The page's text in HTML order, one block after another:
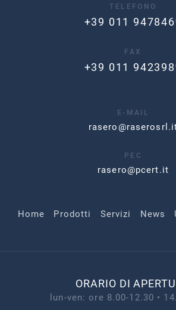
TELEFONO
+39 011
FAX
+39 011
E-MAIL
PEC
rasero@pcert.it
Home Prodotti Servizi News
ORARIO DI
lun-ven: ore 8.00-12.30 •